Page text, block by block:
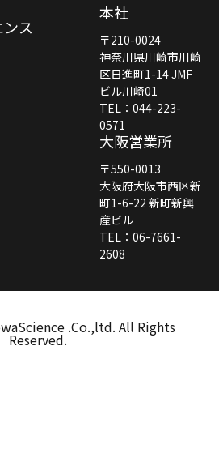
ス
本社
〒210-0024
神奈川県川崎市川崎
区日進町1-14 JMF
ビル川崎01
TEL：044-223-
0571
大阪営業所
〒550-0013
大阪府大阪市西区新
町1-6-22 新町新興
産ビル
TEL：06-7661-
2608
.Co.,ltd. All Rights
Reserved.